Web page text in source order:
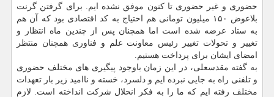
حضوری و غیر حضوری تا کنون موفق نشده ایم. برای گرفتن گرنت
بلاعوض ۱۵۰ میلیون تومانی هم احتیاج به کد اقتصادی بود که آن هم
به ستاد عرضه شده است اما همچنان پس از چندین ماه انتظار و
تغییر و تحولات تغییر رئیس معاونت علم و فناوری همچنان منتظر
امضای ایشان برای پرداخت هستیم.
به گفته مقدسعلی، در این زمان باوجود پیگیری های مختلف حضوری
و تلفنی راه به جایی نبرده ایم و دلسرد، خسته و ناامید زیر بار تعهدات
مختلف رفته ایم که ما را به فکر انحلال شرکت انداخته است. لازم